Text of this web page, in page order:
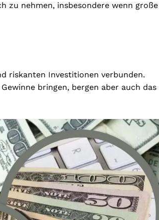
zu nehmen, insbesondere wenn große
riskanten Investitionen verbunden.
bringen, bergen aber auch das